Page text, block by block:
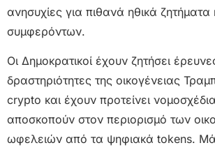
ανησυχίες για πιθανά ηθικά
συμφερόντων.
Οι Δημοκρατικοί έχουν ζητήσει
δραστηριότητες της οικογένειας
crypto και έχουν προτείνει
αποσκοπούν στον περιορισμό των
ωφελειών από τα ψηφιακά tokens.